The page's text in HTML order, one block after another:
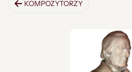
KOMPOZYTORZY